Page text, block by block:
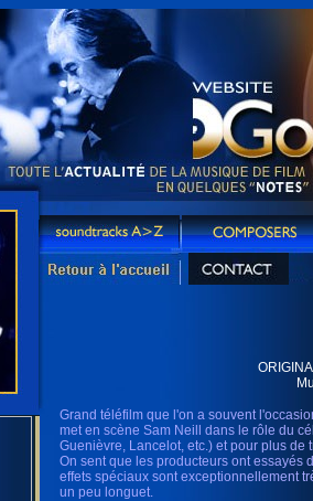
Grand téléfilm que l'on a souvent
met en scène Sam Neill dans le rôle du
Guenièvre, Lancelot, etc.) et pour plus
On sent que les producteurs ont essayés
effets spéciaux sont exceptionnellement
un peu longuet.